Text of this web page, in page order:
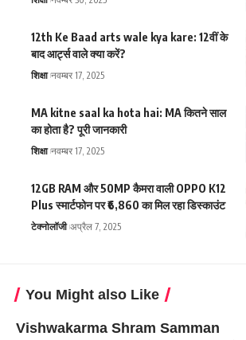
12th Ke Baad arts wale kya kare: 12वीं के
बाद आर्ट्स वाले क्या करें?
शिक्षा नवम्बर 17, 2025
MA kitne saal ka hota hai: MA कितने साल
का होता है? पूरी जानकारी
शिक्षा नवम्बर 17, 2025
12GB RAM और 50MP कैमरा वाली OPPO K12
Plus स्मार्टफोन पर ₹6,860 का मिल रहा डिस्काउंट
टेक्नोलॉजी अप्रैल 7, 2025
You Might also Like
Vishwakarma Shram Samman